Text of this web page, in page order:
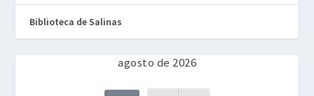
Biblioteca de Salinas
agosto de 2026